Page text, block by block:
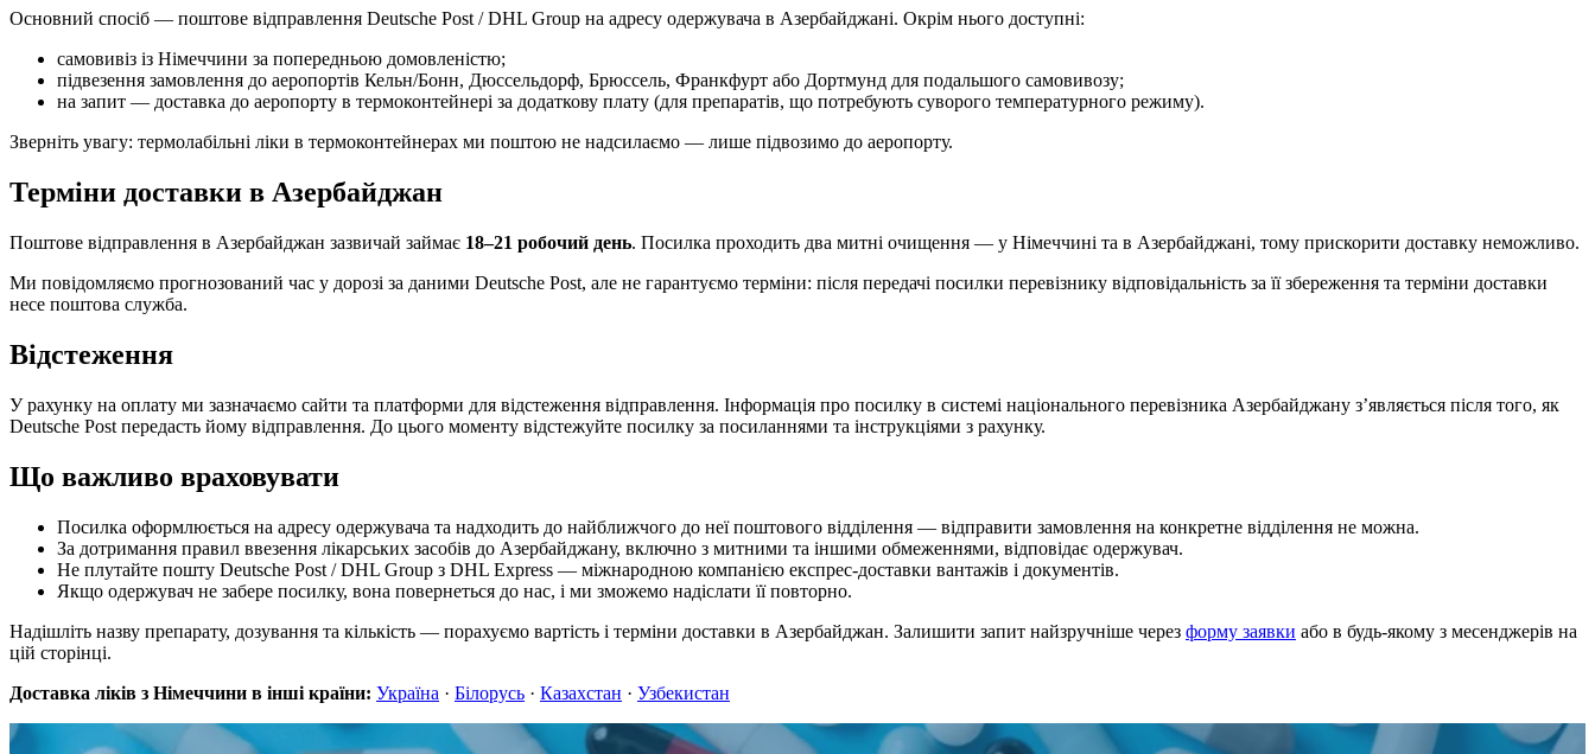
Основний спосіб — поштове відправлення Deutsche Post / DHL Group на адресу одержувача в Азербайджані. Окрім нього доступні:
самовивіз із Німеччини за попередньою домовленістю;
підвезення замовлення до аеропортів Кельн/Бонн, Дюссельдорф, Брюссель, Франкфурт або Дортмунд для подальшого самовивозу;
на запит — доставка до аеропорту в термоконтейнері за додаткову плату (для препаратів, що потребують суворого температурного режиму).
Зверніть увагу: термолабільні ліки в термоконтейнерах ми поштою не надсилаємо — лише підвозимо до аеропорту.
Терміни доставки в Азербайджан
Поштове відправлення в Азербайджан зазвичай займає 18–21 робочий день. Посилка проходить два митні очищення — у Німеччині та в Азербайджані, тому прискорити доставку неможливо.
Ми повідомляємо прогнозований час у дорозі за даними Deutsche Post, але не гарантуємо терміни: після передачі посилки перевізнику відповідальність за її збереження та терміни доставки
несе поштова служба.
Відстеження
У рахунку на оплату ми зазначаємо сайти та платформи для відстеження відправлення. Інформація про посилку в системі національного перевізника Азербайджану з’являється після того, як
Deutsche Post передасть йому відправлення. До цього моменту відстежуйте посилку за посиланнями та інструкціями з рахунку.
Що важливо враховувати
Посилка оформлюється на адресу одержувача та надходить до найближчого до неї поштового відділення — відправити замовлення на конкретне відділення не можна.
За дотримання правил ввезення лікарських засобів до Азербайджану, включно з митними та іншими обмеженнями, відповідає одержувач.
Не плутайте пошту Deutsche Post / DHL Group з DHL Express — міжнародною компанією експрес-доставки вантажів і документів.
Якщо одержувач не забере посилку, вона повернеться до нас, і ми зможемо надіслати її повторно.
Надішліть назву препарату, дозування та кількість — порахуємо вартість і терміни доставки в Азербайджан. Залишити запит найзручніше через форму заявки або в будь-якому з месенджерів на
цій сторінці.
Доставка ліків з Німеччини в інші країни: Україна · Білорусь · Казахстан · Узбекистан